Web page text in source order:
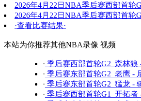
2026年4月22日NBA季后赛西部首轮
2026年4月22日NBA季后赛西部首轮
·查看比赛结果·
本站为你推荐其他NBA录像 视频
· 季后赛西部首轮G2 森林狼
· 季后赛东部首轮G2 老鹰 -
· 季后赛东部首轮G2 猛龙 -
· 季后赛西部首轮G1 开拓者